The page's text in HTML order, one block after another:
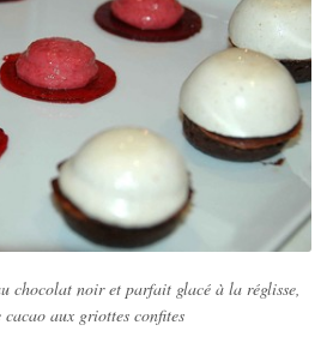
chocolat noir et parfait glacé à la réglisse,
aux griottes confites